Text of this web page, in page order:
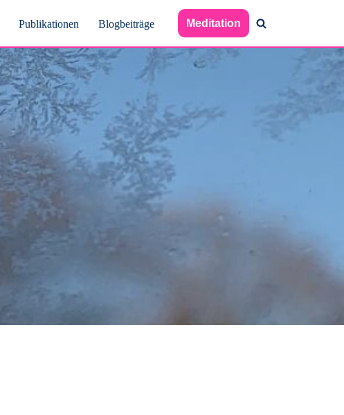
Publikationen Blogbeiträge Meditation